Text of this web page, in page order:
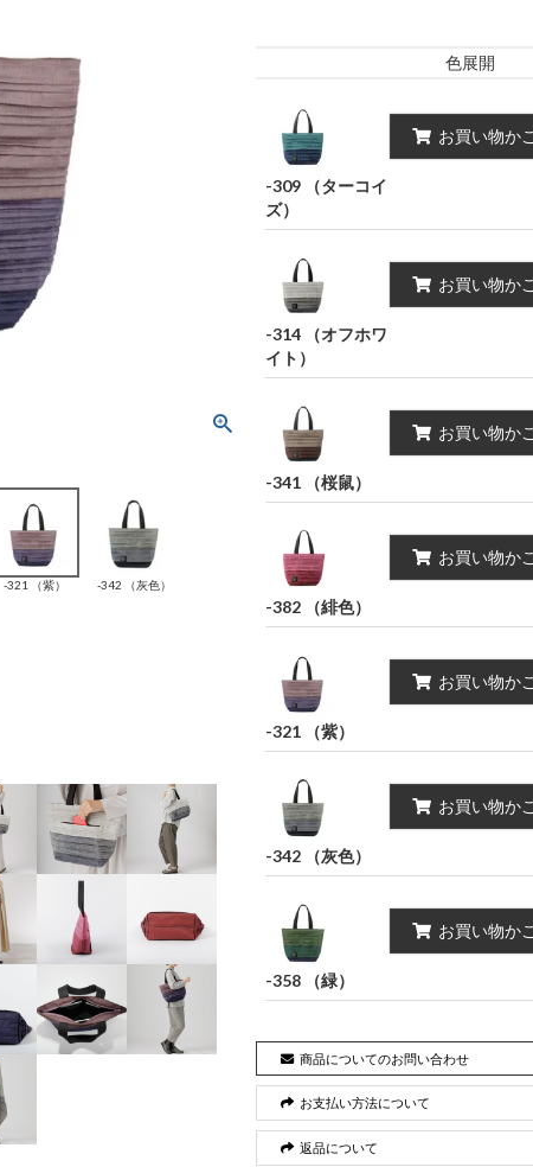
グ一覧
ェア一覧
ル一覧
覧
-321 （紫） -342 （灰色）
色展開
-309 （ターコイ
ズ）
お買い物か
-314 （オフホワ
イト）
お買い物か
-341 （桜鼠）
お買い物か
-382 （緋色）
お買い物か
-321 （紫）
お買い物か
-342 （灰色）
お買い物か
-358 （緑）
お買い物か
商品についてのお問い合わせ
お支払い方法について
返品について